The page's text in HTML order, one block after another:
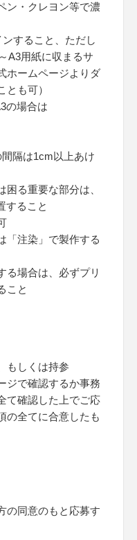
ン・クレヨン等で濃
すること、ただし
A3用紙に収まるサ
ホームページよりダ
も可）
の場合は
隔は1cm以上あけ
る重要な部分は、
すること
「注染」で製作する
場合は、必ずプリ
こと
もしくは持参
ジで確認するか事務
て確認した上でご応
の全てに合意したも
の同意のもと応募す